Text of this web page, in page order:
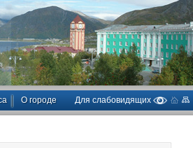
О городе Для слабовидящих